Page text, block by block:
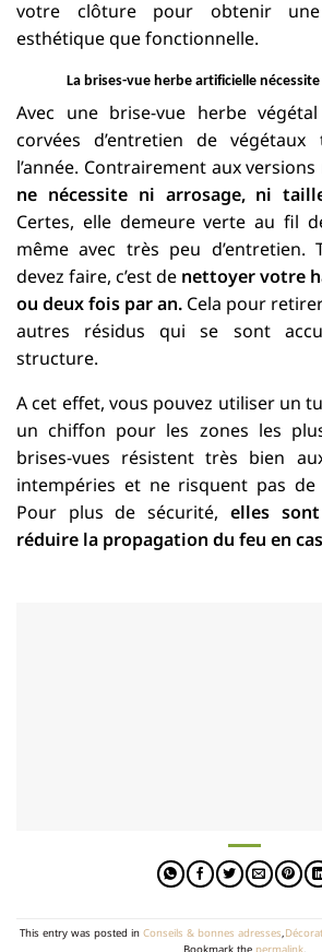
votre clôture pour obtenir une
esthétique que fonctionnelle.
La brises-vue herbe artificielle
Avec une brise-vue herbe
corvées d’entretien de
l’année. Contrairement aux
ne nécessite ni arrosage, ni
Certes, elle demeure verte au fil
même avec très peu d’entretien.
devez faire, c’est de nettoyer votre
ou deux fois par an. Cela pour
autres résidus qui se sont
structure.
A cet effet, vous pouvez utiliser un
un chiffon pour les zones les
brises-vues résistent très bien
intempéries et ne risquent pas
Pour plus de sécurité, elles
réduire la propagation du feu en
This entry was posted in Conseils & bonnes adresses,